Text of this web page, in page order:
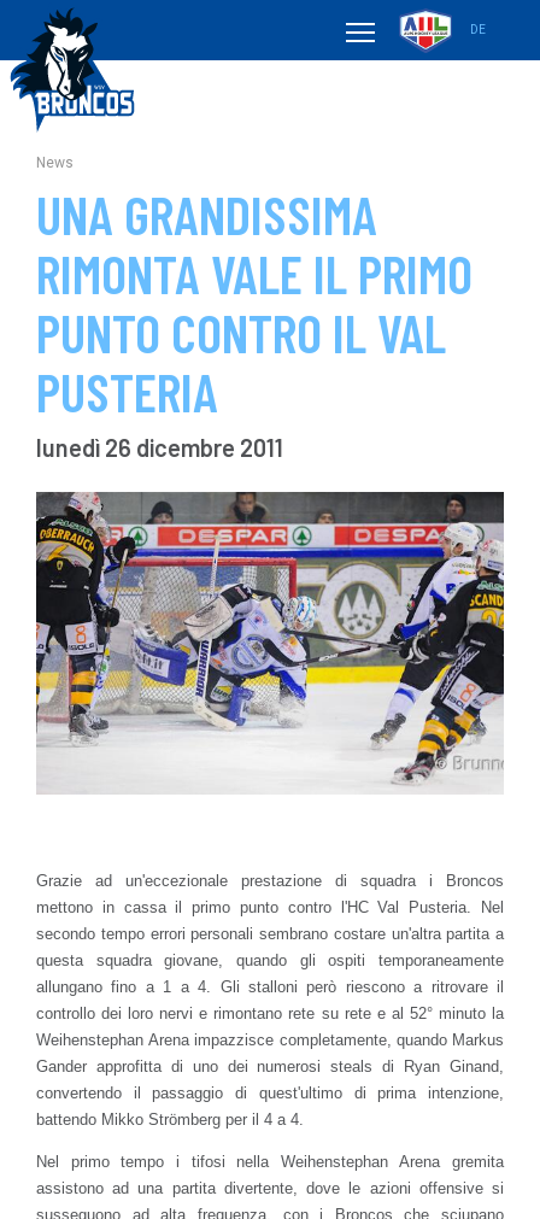
DE
News
UNA GRANDISSIMA
RIMONTA VALE IL PRIMO
PUNTO CONTRO IL VAL
PUSTERIA
lunedì 26 dicembre 2011
Grazie ad un'eccezionale prestazione di squadra i Broncos
mettono in cassa il primo punto contro l'HC Val Pusteria. Nel
secondo tempo errori personali sembrano costare un'altra partita a
questa squadra giovane, quando gli ospiti temporaneamente
allungano fino a 1 a 4. Gli stalloni però riescono a ritrovare il
controllo dei loro nervi e rimontano rete su rete e al 52° minuto la
Weihenstephan Arena impazzisce completamente, quando Markus
Gander approfitta di uno dei numerosi steals di Ryan Ginand,
convertendo il passaggio di quest'ultimo di prima intenzione,
battendo Mikko Strömberg per il 4 a 4.
Nel primo tempo i tifosi nella Weihenstephan Arena gremita
assistono ad una partita divertente, dove le azioni offensive si
susseguono ad alta frequenza, con i Broncos che sciupano